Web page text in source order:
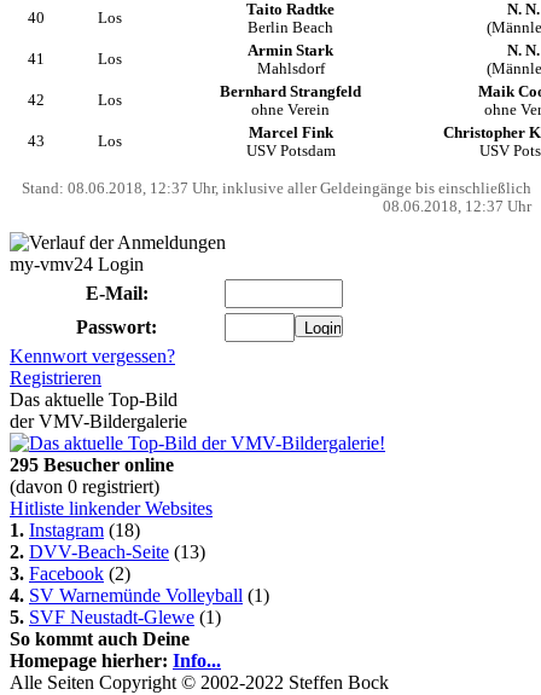
40
Los
Taito Radtke
Berlin Beach
N. N.
41
Los
Armin Stark
Mahlsdorf
N. N.
42
Los
Bernhard Strangfeld
ohne Verein
Maik
ohne
43
Los
Marcel Fink
USV Potsdam
Christopher
USV
Stand: 08.06.2018, 12:37 Uhr, inklusive aller Geldeingänge bis einschließlich
08.06.2018, 12:37 Uhr
my-vmv24 Login
E-Mail:
Passwort:
Kennwort vergessen?
Registrieren
Das aktuelle Top-Bild
der VMV-Bildergalerie
295 Besucher online
(davon 0 registriert)
Hitliste linkender Websites
1. Instagram (18)
2. DVV-Beach-Seite (13)
3. Facebook (2)
4. SV Warnemünde Volleyball (1)
5. SVF Neustadt-Glewe (1)
So kommt auch Deine
Homepage hierher: Info...
Alle Seiten Copyright © 2002-2022 Steffen Bock